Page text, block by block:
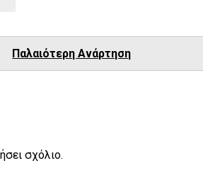
Παλαιότερη Ανάρτηση
σχόλιο.